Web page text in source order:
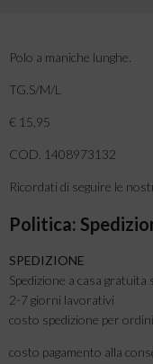
Polo a maniche lunghe.
TG.S/M/L
€ 15,95
COD. 1408973132
Ricordati di seguire le
Politica:
SPEDIZIONE
Spedizione a casa gratuita
2-7 giorni lavorativi
costo spedizione per
costo pagamento alla